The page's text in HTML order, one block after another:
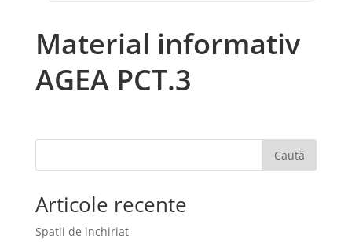
Material informativ
AGEA PCT.3
Caută
Articole recente
Spatii de inchiriat